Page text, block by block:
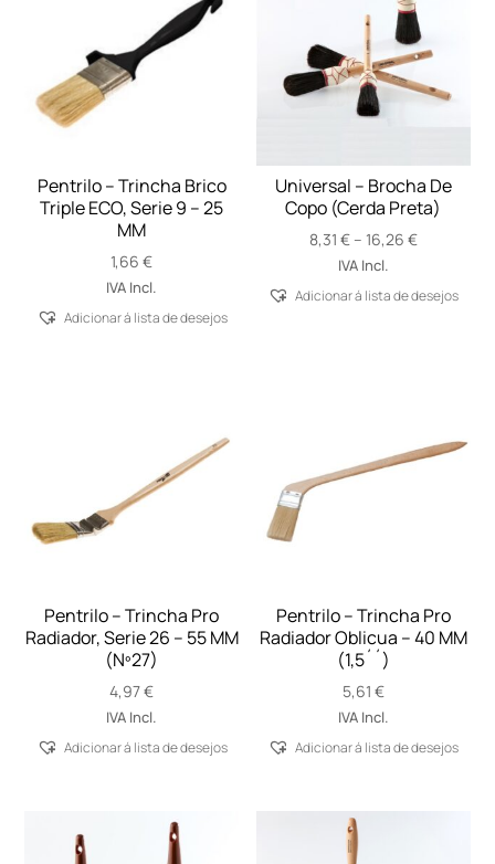
Pentrilo – Trincha Brico
Triple ECO, Serie 9 – 25
MM
1,66€
IVA Incl.
Adicionar á lista de desejos
Universal – Brocha De
Copo (Cerda Preta)
8,31 € – 16,26 €Price
through
IVA Incl.
Adicionar á lista de desejos
Pentrilo – Trincha Pro
Radiador, Serie 26 – 55 MM
(Nº27)
4,97€
IVA Incl.
Adicionar á lista de desejos
Pentrilo – Trincha Pro
Radiador Oblicua – 40 MM
(1,5´´)
5,61 €
IVA Incl.
Adicionar á lista de desejos